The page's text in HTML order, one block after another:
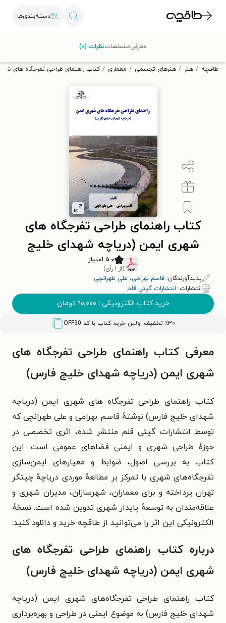
دسته‌بندی‌ها
تخفیف از طاقچه دریافت کن.
طاقچه هنر هنرهای تجسمی معماری کتاب راهنمای طراحی تفرجگاه های
کتاب راهنمای طراحی تفرجگاه های
شهری ایمن (دریاچه شهدای خلیج
فارس)
۵.۰ امتیاز
(از ۱ رأی)
پدیدآورندگان: قاسم بهرامی، علی طهرانچی
انتشارات: انتشارات گیتی قلم
خرید کتاب الکترونیکی | ۹۰,۰۰۰ تومان
٪۳۰ تخفیف اولین خرید کتاب با کد OFF30
معرفیمشخصاتنظرات (۰)
معرفی کتاب راهنمای طراحی تفرجگاه های
شهری ایمن (دریاچه شهدای خلیج فارس)
کتاب راهنمای طراحی تفرجگاه‌ های شهری ایمن (دریاچه
شهدای خلیج فارس) نوشتهٔ قاسم بهرامی و علی طهرانچی که
توسط انتشارات گیتی قلم منتشر شده، اثری تخصصی در
حوزهٔ طراحی شهری و ایمنی فضاهای عمومی است. این
کتاب به بررسی اصول، ضوابط و معیارهای ایمن‌سازی
تفرجگاه‌های شهری با تمرکز بر مطالعهٔ موردی دریاچهٔ چیتگر
تهران پرداخته و برای معماران، شهرسازان، مدیران شهری و
علاقه‌مندان به توسعهٔ پایدار شهری تدوین شده است. نسخۀ
الکترونیکی این اثر را می‌توانید از طاقچه خرید و دانلود کنید.
درباره کتاب راهنمای طراحی تفرجگاه های
شهری ایمن (دریاچه شهدای خلیج فارس)
کتاب راهنمای طراحی تفرجگاه‌های شهری ایمن (دریاچه
شهدای خلیج فارس) به موضوع ایمنی در طراحی و بهره‌برداری